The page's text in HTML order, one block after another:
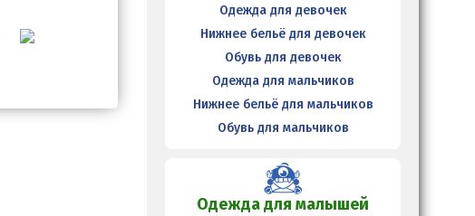
Одежда для девочек
Нижнее бельё для девочек
Обувь для девочек
Одежда для мальчиков
Нижнее бельё для мальчиков
Обувь для мальчиков
Одежда для малышей